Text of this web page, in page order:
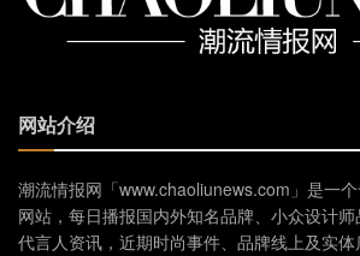
网站介绍
潮流情报网「www.chaoliunews.com」是一
网站，每日播报国内外知名品牌、小众设计
代言人资讯，近期时尚事件、品牌线上及实体